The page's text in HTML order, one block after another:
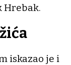
Hrebak.
iskazao je i